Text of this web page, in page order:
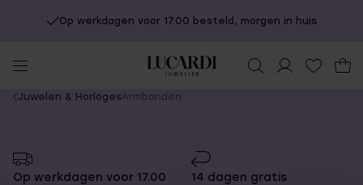
Op werkdagen voor 17.00 besteld, morgen in huis
You
Juwelen & HorlogesArmbanden
Op werkdagen voor 17.00
14 dagen gratis